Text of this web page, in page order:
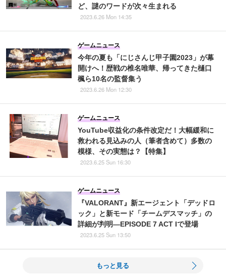
ど、謎のワードが次々生まれる
2023.6.26 Mon 14:35
今年の夏も「にじさんじ甲子園2023」が幕
開けへ！歴戦の椎名唯華、帰ってきた樋口
楓ら10名の監督集う
ゲームニュース
2023.6.26 Mon 12:30
YouTube収益化の条件改定だ！大幅緩和に
救われる見込みの人（筆者含めて）多数の
模様、その実態は？【特集】
ゲームニュース
2023.6.25 Sun 16:30
『VALORANT』新エージェント「デッドロ
ック」と新モード「チームデスマッチ」の
詳細が判明―EPISODE 7 ACT Iで登場
ゲームニュース
2023.6.25 Sun 13:50
もっと見る